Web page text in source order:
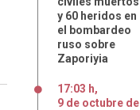
y 60 heridos en
el bombardeo
ruso sobre
Zaporiyia
17:03 h,
9 de octubre de